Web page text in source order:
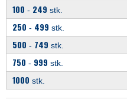
100 - 249 stk.
250 - 499 stk.
500 - 749 stk.
750 - 999 stk.
1000 stk.